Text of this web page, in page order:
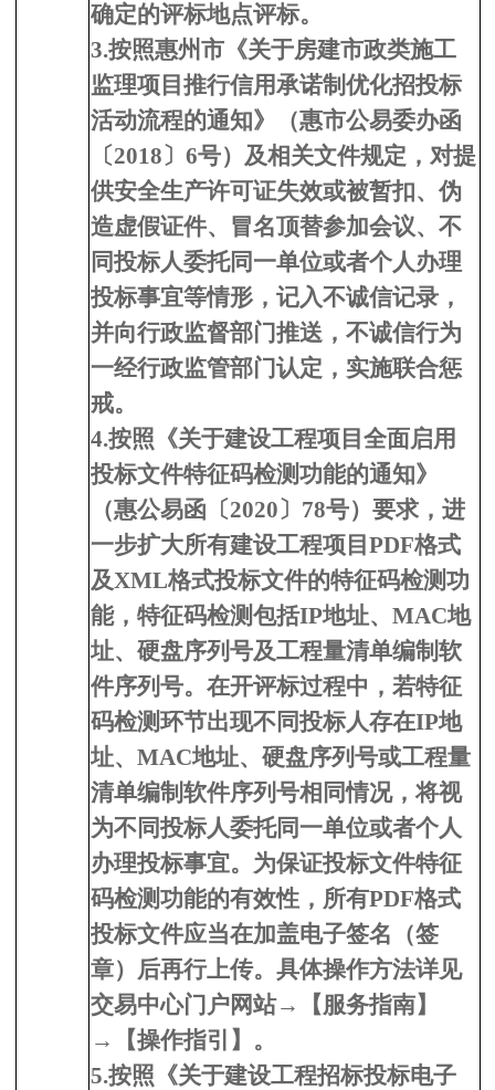
确定的评标地点评标。
3.按照惠州市《关于房建市政类施工
监理项目推行信用承诺制优化招投标
活动流程的通知》（惠市公易委办函
〔2018〕6号）及相关文件规定，对提
供安全生产许可证失效或被暂扣、伪
造虚假证件、冒名顶替参加会议、不
同投标人委托同一单位或者个人办理
投标事宜等情形，记入不诚信记录，
并向行政监督部门推送，不诚信行为
一经行政监管部门认定，实施联合惩
戒。
4.按照《关于建设工程项目全面启用
投标文件特征码检测功能的通知》
（惠公易函〔2020〕78号）要求，进
一步扩大所有建设工程项目PDF格式
及XML格式投标文件的特征码检测功
能，特征码检测包括IP地址、MAC地
址、硬盘序列号及工程量清单编制软
件序列号。在开评标过程中，若特征
码检测环节出现不同投标人存在IP地
址、MAC地址、硬盘序列号或工程量
清单编制软件序列号相同情况，将视
为不同投标人委托同一单位或者个人
办理投标事宜。为保证投标文件特征
码检测功能的有效性，所有PDF格式
投标文件应当在加盖电子签名（签
章）后再行上传。具体操作方法详见
交易中心门户网站→【服务指南】
→【操作指引】。
5.按照《关于建设工程招标投标电子